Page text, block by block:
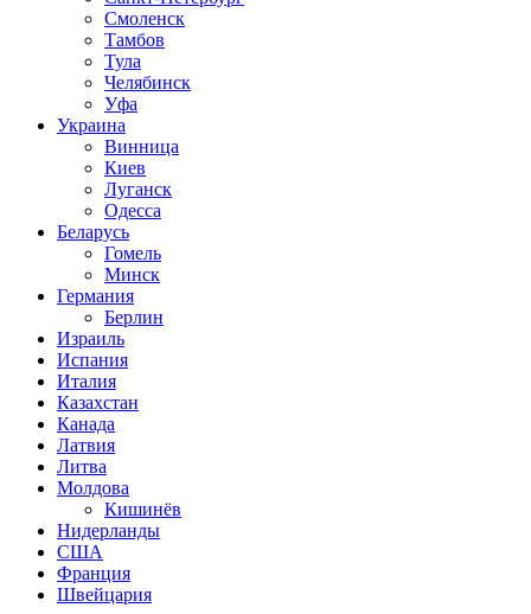
Смоленск
Тамбов
Тула
Челябинск
Уфа
Украина
Винница
Киев
Луганск
Одесса
Беларусь
Гомель
Минск
Германия
Берлин
Израиль
Испания
Италия
Казахстан
Канада
Латвия
Литва
Молдова
Кишинёв
Нидерланды
США
Франция
Швейцария